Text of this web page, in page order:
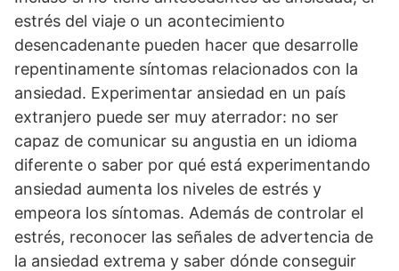
estrés del viaje o un acontecimiento
desencadenante pueden hacer que desarrolle
repentinamente síntomas relacionados con la
ansiedad. Experimentar ansiedad en un país
extranjero puede ser muy aterrador: no ser
capaz de comunicar su angustia en un idioma
diferente o saber por qué está experimentando
ansiedad aumenta los niveles de estrés y
empeora los síntomas. Además de controlar el
estrés, reconocer las señales de advertencia de
la ansiedad extrema y saber dónde conseguir